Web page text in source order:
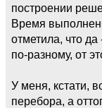
построении
Время
отметила, что
по-разному, от
У меня, кстати,
перебора, а